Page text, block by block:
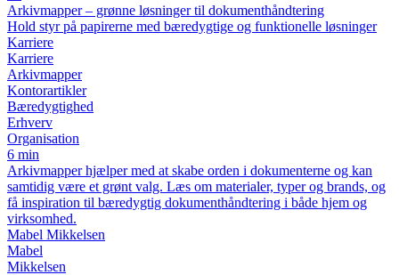
Arkivmapper – grønne løsninger til dokumenthåndtering
Hold styr på papirerne med bæredygtige og funktionelle løsninger
Karriere
Karriere
Arkivmapper
Kontorartikler
Bæredygtighed
Erhverv
Organisation
6 min
Arkivmapper hjælper med at skabe orden i dokumenterne og kan
samtidig være et grønt valg. Læs om materialer, typer og brands, og
få inspiration til bæredygtig dokumenthåndtering i både hjem og
virksomhed.
Mabel Mikkelsen
Mabel
Mikkelsen